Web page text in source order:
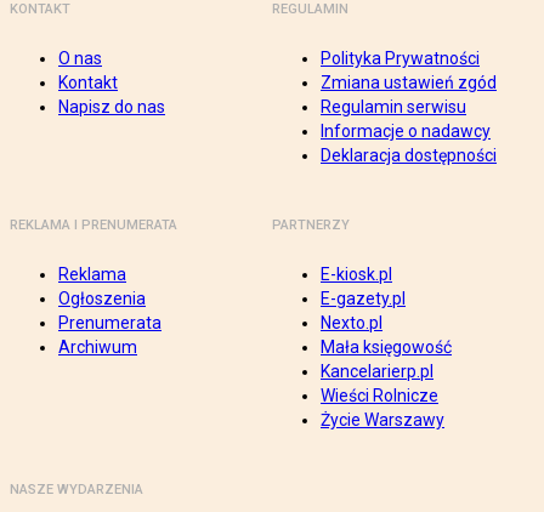
KONTAKT
O nas
Kontakt
Napisz do nas
REGULAMIN
Polityka Prywatności
Zmiana ustawień zgód
Regulamin serwisu
Informacje o nadawcy
Deklaracja dostępności
REKLAMA I PRENUMERATA
Reklama
Ogłoszenia
Prenumerata
Archiwum
PARTNERZY
E-kiosk.pl
E-gazety.pl
Nexto.pl
Mała księgowość
Kancelarierp.pl
Wieści Rolnicze
Życie Warszawy
NASZE WYDARZENIA